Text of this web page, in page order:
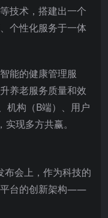
技术，搭建出一个
个性化服务于一体
能的健康管理服
养老服务质量和效
机构（B端）、用户
现多方共赢。
布会上，作为科技的
平台的创新架构——